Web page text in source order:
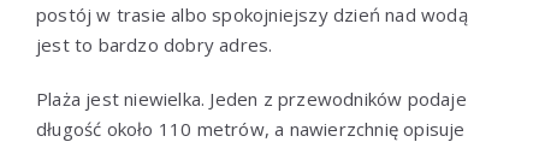
postój w trasie albo spokojniejszy dzień nad wodą
jest to bardzo dobry adres.
Plaża jest niewielka. Jeden z przewodników podaje
długość około 110 metrów, a nawierzchnię opisuje